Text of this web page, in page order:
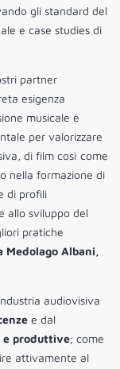
gli standard del
e case studies di
partner
esigenza
musicale è
per valorizzare
di film così come
nella formazione di
di profili
allo sviluppo del
pratiche
Medolago Albani,
audiovisiva
e dal
e produttive; come
attivamente al